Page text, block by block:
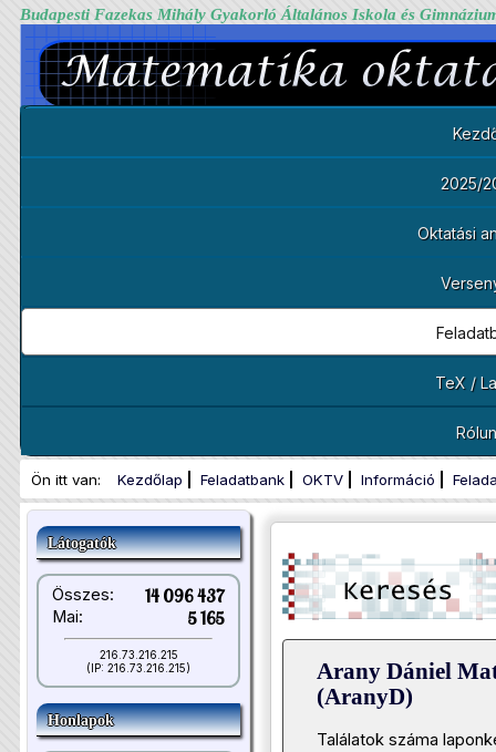
Budapesti Fazekas Mihály Gyakorló Általános Iskola és
2025/
Oktatási
TeX /
Ön itt van: Kezdőlap Feladatbank OKTV Információ
Látogatók
Összes: 14 096 437
Mai: 5 165
216.73.216.215
(IP: 216.73.216.215)
Honlapok
Arany Dániel
(AranyD)
Találatok száma